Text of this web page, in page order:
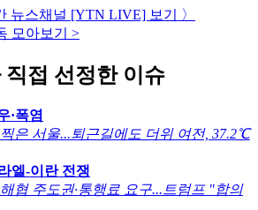
뉴스채널 [YTN LIVE] 보기 〉
모아보기 >
접 선정한 이슈
·폭염
은 서울...퇴근길에도 더위 여전, 37.2℃
엘-이란 전쟁
협 주도권·통행료 요구...트럼프 "합의